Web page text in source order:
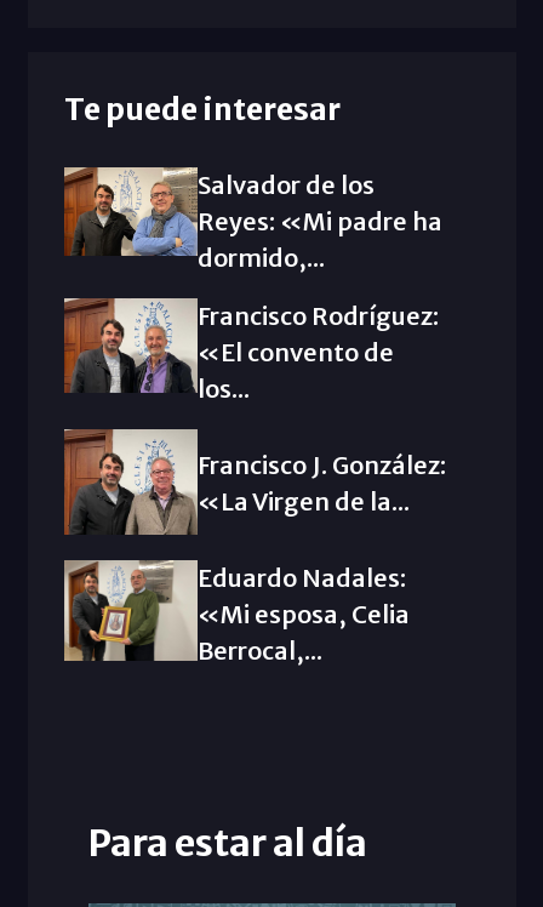
Te puede interesar
Salvador de los
Reyes: «Mi padre ha
dormido,...
Francisco Rodríguez:
«El convento de
los...
Francisco J. González:
«La Virgen de la...
Eduardo Nadales:
«Mi esposa, Celia
Berrocal,...
Para estar al día